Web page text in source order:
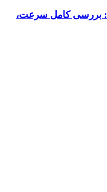
مقایسه اندروید 16 و iOS 26.1: بررسی کامل سرعت،